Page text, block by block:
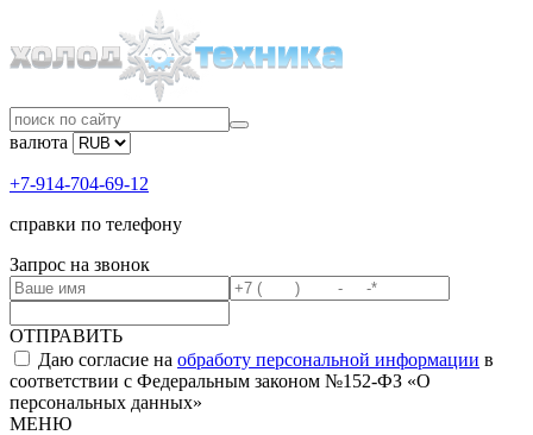
валюта
+7-914-704-69-12
справки по телефону
Запрос на звонок
ОТПРАВИТЬ
Даю согласие на обработу персональной информации в
соответствии с Федеральным законом №152-ФЗ «О
персональных данных»
МЕНЮ